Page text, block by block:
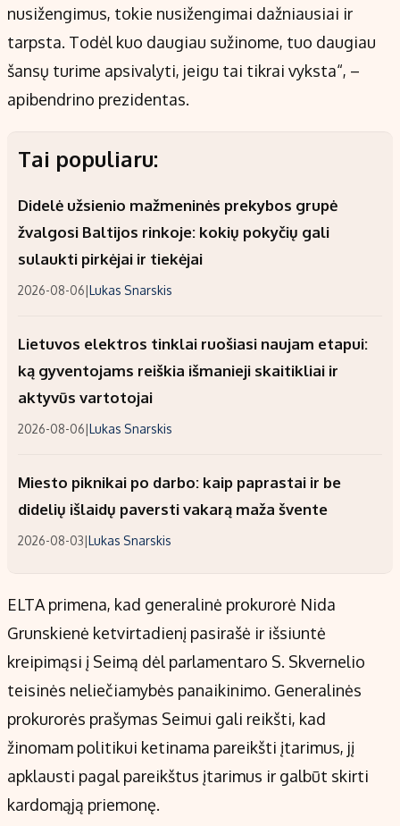
nusižengimus, tokie nusižengimai dažniausiai ir
tarpsta. Todėl kuo daugiau sužinome, tuo daugiau
šansų turime apsivalyti, jeigu tai tikrai vyksta“, –
apibendrino prezidentas.
Tai populiaru:
Didelė užsienio mažmeninės prekybos grupė
žvalgosi Baltijos rinkoje: kokių pokyčių gali
sulaukti pirkėjai ir tiekėjai
2026-08-06|Lukas Snarskis
Lietuvos elektros tinklai ruošiasi naujam etapui:
ką gyventojams reiškia išmanieji skaitikliai ir
aktyvūs vartotojai
2026-08-06|Lukas Snarskis
Miesto piknikai po darbo: kaip paprastai ir be
didelių išlaidų paversti vakarą maža švente
2026-08-03|Lukas Snarskis
ELTA primena, kad generalinė prokurorė Nida
Grunskienė ketvirtadienį pasirašė ir išsiuntė
kreipimąsi į Seimą dėl parlamentaro S. Skvernelio
teisinės neliečiamybės panaikinimo. Generalinės
prokurorės prašymas Seimui gali reikšti, kad
žinomam politikui ketinama pareikšti įtarimus, jį
apklausti pagal pareikštus įtarimus ir galbūt skirti
kardomąją priemonę.